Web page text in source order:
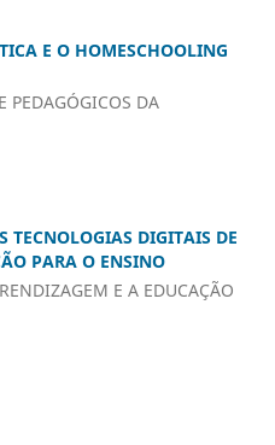
E O HOMESCHOOLING
PEDAGÓGICOS DA
TECNOLOGIAS DIGITAIS DE
PARA O ENSINO
E A EDUCAÇÃO